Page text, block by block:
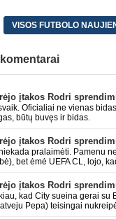
VISOS FUTBOLO
Oficialiai ne vienas
būtų buvęs ir bidas.
pralaimėti. Pamenu
bet ėmė UEFA CL, lojo,
vėl gavo nuo Barcos ir
ir t.t. Gal davai vyriškai
ir t.t.
kad City sueina gerai su
Pepa) teisingai